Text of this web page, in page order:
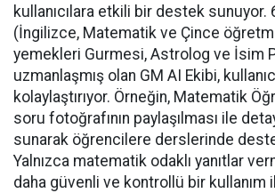
kullanıcılara etkili bir destek sunuyor.
(İngilizce, Matematik ve Çince
yemekleri Gurmesi, Astrolog ve İsim
uzmanlaşmış olan GM AI Ekibi,
kolaylaştırıyor. Örneğin, Matematik
soru fotoğrafının paylaşılması ile
sunarak öğrencilere derslerinde
Yalnızca matematik odaklı yanıtlar
daha güvenli ve kontrollü bir kullanım